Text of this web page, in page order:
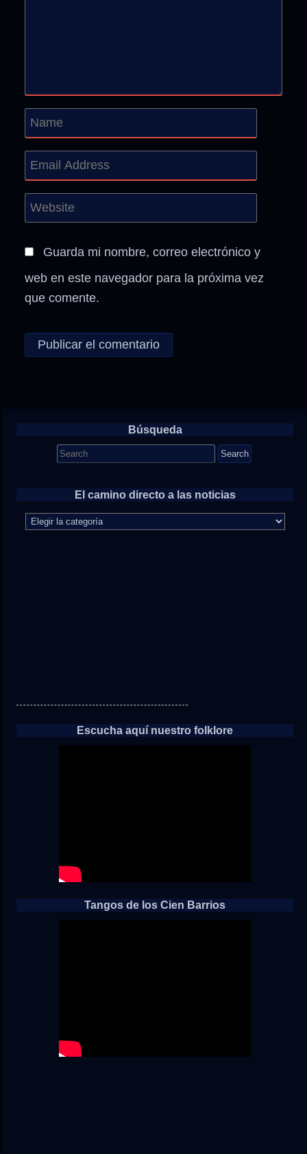
Guarda mi nombre, correo electrónico y
web en este navegador para la próxima vez
que comente.
Búsqueda
Search
for:
El camino directo a las noticias
camino
Escucha aquí nuestro folklore
Tangos de los Cien Barrios